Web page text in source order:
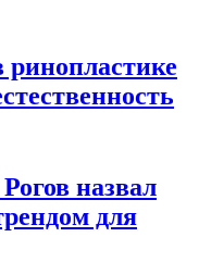
назвал
для